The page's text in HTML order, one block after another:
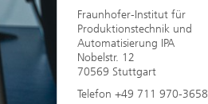
Fraunhofer-Institut für
Produktionstechnik und
Automatisierung IPA
Nobelstr. 12
70569 Stuttgart
Telefon +49 711 970-3658